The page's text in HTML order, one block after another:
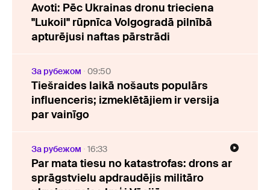
Avoti: Pēc Ukrainas dronu trieciena
"Lukoil" rūpnīca Volgogradā pilnībā
apturējusi naftas pārstrādi
За рубежом 09:50
Tiešraides laikā nošauts populārs
influenceris; izmeklētājiem ir versija
par vainīgo
За рубежом 16:33
Par mata tiesu no katastrofas: drons ar
sprāgstvielu apdraudējis militāro